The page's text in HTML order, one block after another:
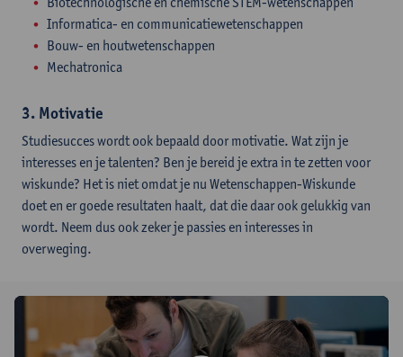
Informatica- en communicatiewetenschappen
Bouw- en houtwetenschappen
Mechatronica
3. Motivatie
Studiesucces wordt ook bepaald door motivatie. Wat zijn je
interesses en je talenten? Ben je bereid je extra in te zetten voor
wiskunde? Het is niet omdat je nu Wetenschappen-Wiskunde
doet en er goede resultaten haalt, dat die daar ook gelukkig van
wordt. Neem dus ook zeker je passies en interesses in
overweging.